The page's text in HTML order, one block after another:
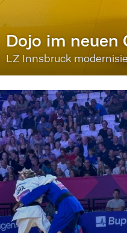
Dojo im neuen
LZ Innsbruck